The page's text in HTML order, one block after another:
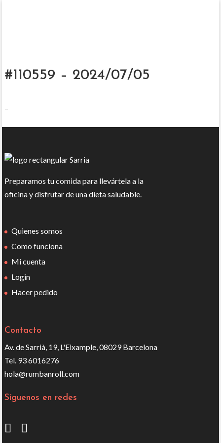
#110559 – 2024/07/05
–
Preparamos tu comida para llevártela a la
oficina y disfrutar de una dieta saludable.
Quienes somos
Como funciona
Mi cuenta
Login
Hacer pedido
Contacto
Av. de Sarrià, 19, L'Eixample, 08029 Barcelona
Tel. 93 6016276
hola@rumbanroll.com
Síguenos en redes